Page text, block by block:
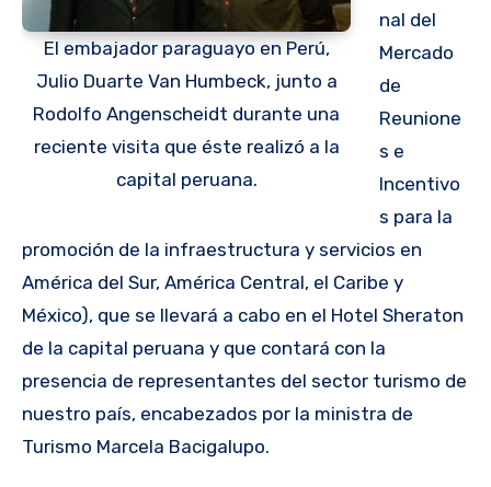
El embajador paraguayo en Perú,
Julio Duarte Van Humbeck, junto a
Rodolfo Angenscheidt durante una
reciente visita que éste realizó a la
capital peruana.
nal del
Mercado
de
Reunione
s e
Incentivo
s para la
promoción de la infraestructura y servicios en
América del Sur, América Central, el Caribe y
México), que se llevará a cabo en el Hotel Sheraton
de la capital peruana y que contará con la
presencia de representantes del sector turismo de
nuestro país, encabezados por la ministra de
Turismo Marcela Bacigalupo.